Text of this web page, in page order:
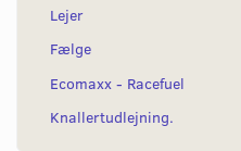
Lejer
Fælge
Ecomaxx - Racefuel
Knallertudlejning.